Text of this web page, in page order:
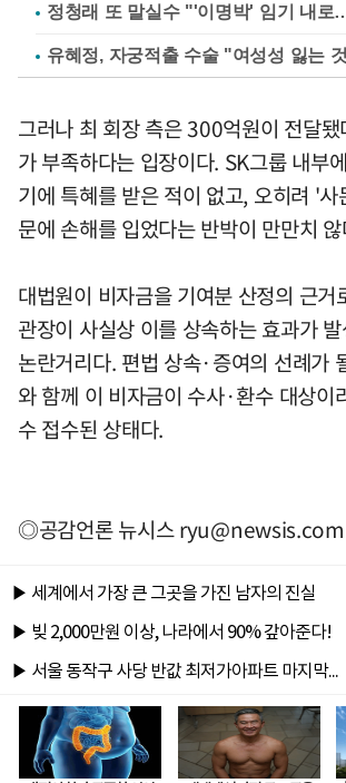
정청래 또 말실수 "'이명박' 임기 내로
유혜정, 자궁적출 수술 "여성성 잃는
그러나 최 회장 측은 300억원이 전달됐
가 부족하다는 입장이다. SK그룹 내부
기에 특혜를 받은 적이 없고, 오히려 '
문에 손해를 입었다는 반박이 만만치 않
대법원이 비자금을 기여분 산정의 근거
관장이 사실상 이를 상속하는 효과가
논란거리다. 편법 상속·증여의 선례가
와 함께 이 비자금이 수사·환수 대상이
수 접수된 상태다.
◎공감언론 뉴시스ryu@newsis.com